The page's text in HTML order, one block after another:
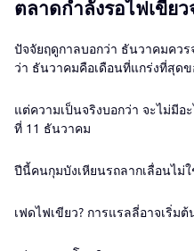
ตลาดกำลังรอไฟเขีย
ปัจจัยฤดูกาลบอกว่า ธันวาคมคว
ว่า ธันวาคมคือเดือนที่แกร่งที่สุดข
แต่ความเป็นจริงบอกว่า จะไม่มีอ
ที่ 11 ธันวาคม
ปีนี้คนกุมบังเหียนรถลากเลื่อนไม่
เฟดไฟเขียว? การแรลลี่อาจเริ่ม